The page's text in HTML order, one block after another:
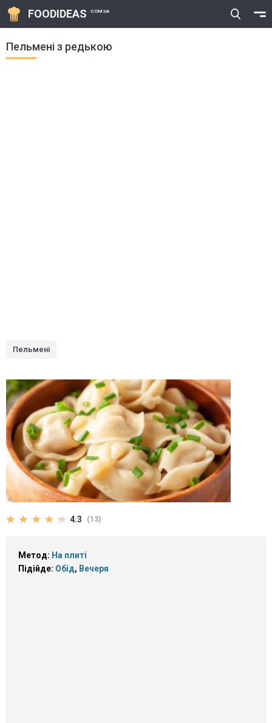
FOODIDEAS COM.UA
Пельмені з редькою
Пельмені
4.3 (13)
Метод: На плиті
Підійде: Обід, Вечеря